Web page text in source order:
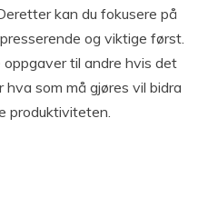
kan du fokusere på
og viktige først.
til andre hvis det
hva som må gjøres vil bidra
produktiviteten.